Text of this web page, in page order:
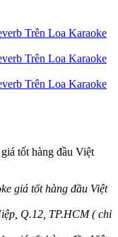
Trên Loa Karaoke
Trên Loa Karaoke
Trên Loa Karaoke
tốt hàng đầu Việt
Q.12, TP.HCM ( chỉ